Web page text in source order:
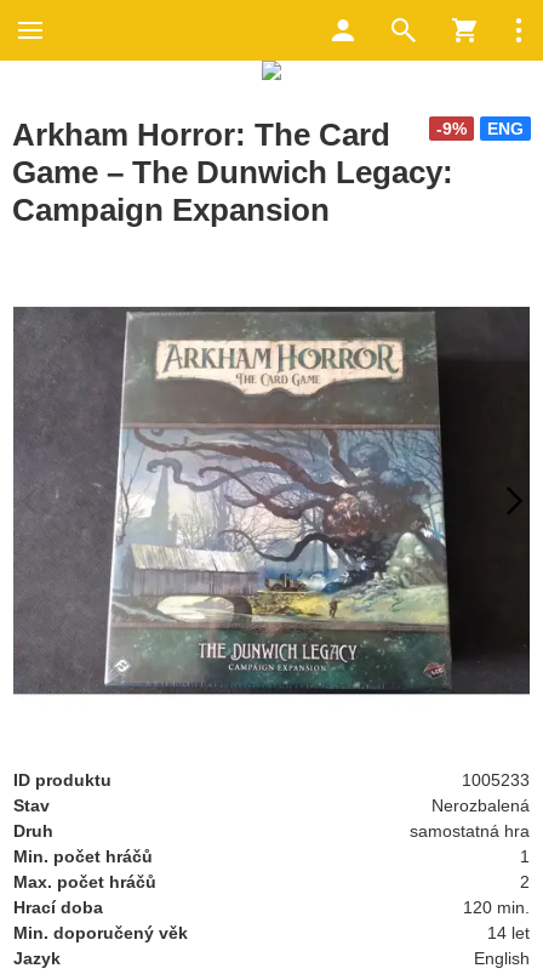
ENG
-9%
Arkham Horror: The Card
Game – The Dunwich Legacy:
Campaign Expansion
ID produktu
1005233
Stav
Nerozbalená
Druh
samostatná hra
Min. počet hráčů
1
Max. počet hráčů
2
Hrací doba
120 min.
Min. doporučený věk
14 let
Jazyk
English